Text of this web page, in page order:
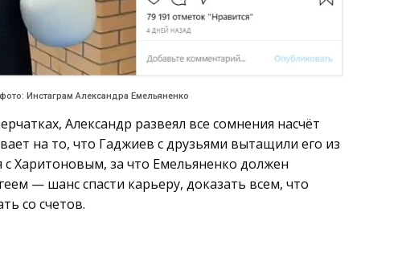
Инстаграм Александра Емельяненко
Александр развеял все сомнения насчёт
на то, что Гаджиев с друзьями вытащили его из
с Харитоновым, за что Емельяненко должен
— шанс спасти карьеру, доказать всем, что
со счетов.